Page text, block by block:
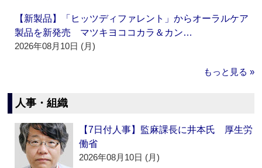
【新製品】「ヒッツディファレント」からオーラルケア
製品を新発売 マツキヨココカラ＆カン…
2026年08月10日 (月)
もっと見る »
人事・組織
【7日付人事】監麻課長に井本氏 厚生労
働省
2026年08月10日 (月)